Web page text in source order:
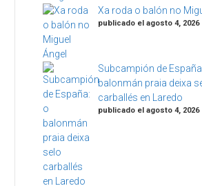
Xa roda o balón no
publicado el agosto 4, 2026
Subcampión de
balonmán praia deixa
carballés en Laredo
publicado el agosto 4, 2026